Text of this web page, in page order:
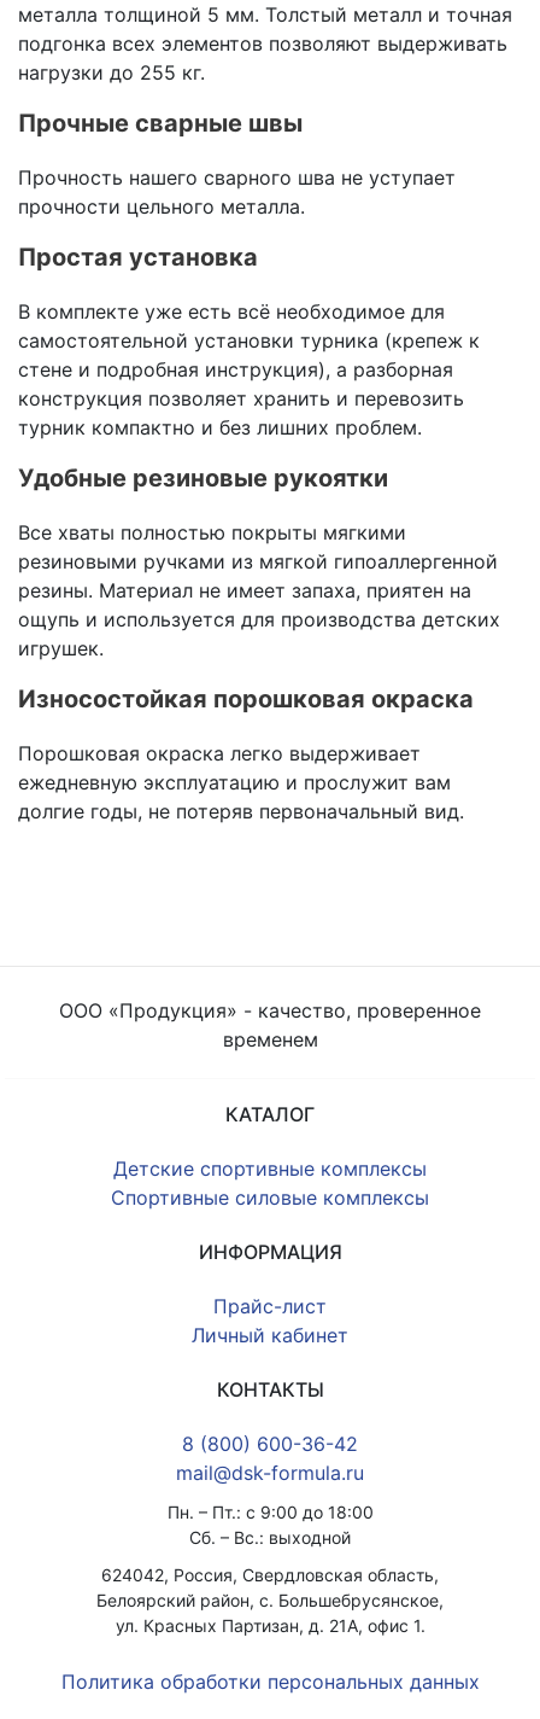
металла толщиной 5 мм. Толстый металл и точная
подгонка всех элементов позволяют выдерживать
нагрузки до 255 кг.
Прочные сварные швы
Прочность нашего сварного шва не уступает
прочности цельного металла.
Простая установка
В комплекте уже есть всё необходимое для
самостоятельной установки турника (крепеж к
стене и подробная инструкция), а разборная
конструкция позволяет хранить и перевозить
турник компактно и без лишних проблем.
Удобные резиновые рукоятки
Все хваты полностью покрыты мягкими
резиновыми ручками из мягкой гипоаллергенной
резины. Материал не имеет запаха, приятен на
ощупь и используется для производства детских
игрушек.
Износостойкая порошковая окраска
Порошковая окраска легко выдерживает
ежедневную эксплуатацию и прослужит вам
долгие годы, не потеряв первоначальный вид.
ООО «Продукция» - качество, проверенное
временем
КАТАЛОГ
Детские спортивные комплексы
Спортивные силовые комплексы
ИНФОРМАЦИЯ
Прайс-лист
Личный кабинет
КОНТАКТЫ
8 (800) 600-36-42
mail@dsk-formula.ru
Пн. – Пт.: с 9:00 до 18:00
Сб. – Вс.: выходной
624042, Россия, Свердловская область,
Белоярский район, с. Большебрусянское,
ул. Красных Партизан, д. 21А, офис 1.
Политика обработки персональных данных